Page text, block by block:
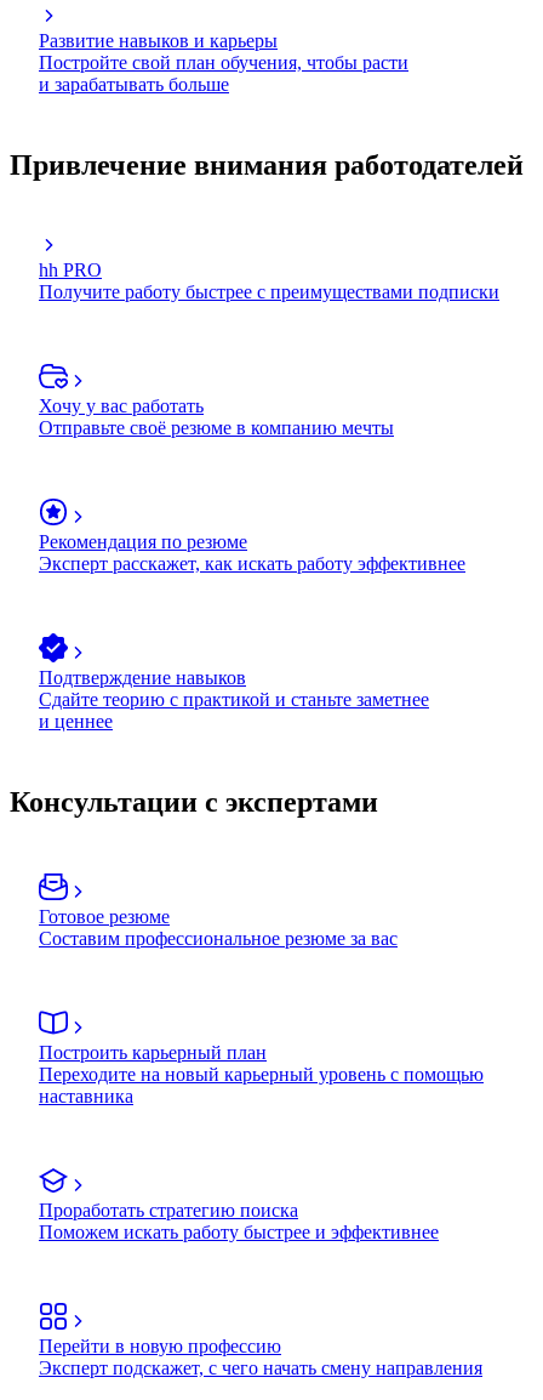
Развитие навыков и карьеры
Постройте свой план обучения, чтобы расти
и зарабатывать больше
Привлечение внимания работодателей
hh PRO
Получите работу быстрее с преимуществами подписки
Хочу у вас работать
Отправьте своё резюме в компанию мечты
Рекомендация по резюме
Эксперт расскажет, как искать работу эффективнее
Подтверждение навыков
Сдайте теорию с практикой и станьте заметнее
и ценнее
Консультации с экспертами
Готовое резюме
Составим профессиональное резюме за вас
Построить карьерный план
Переходите на новый карьерный уровень с помощью
наставника
Проработать стратегию поиска
Поможем искать работу быстрее и эффективнее
Перейти в новую профессию
Эксперт подскажет, с чего начать смену направления